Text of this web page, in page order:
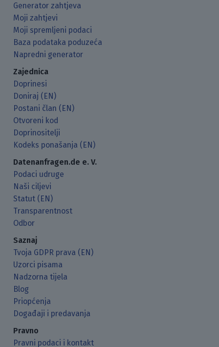
Generator zahtjeva
Moji zahtjevi
Moji spremljeni podaci
Baza podataka poduzeća
Napredni generator
Zajednica
Doprinesi
Doniraj (EN)
Postani član (EN)
Otvoreni kod
Doprinositelji
Kodeks ponašanja (EN)
Datenanfragen.de e. V.
Podaci udruge
Naši ciljevi
Statut (EN)
Transparentnost
Odbor
Saznaj
Tvoja GDPR prava (EN)
Uzorci pisama
Nadzorna tijela
Blog
Priopćenja
Događaji i predavanja
Pravno
Pravni podaci i kontakt